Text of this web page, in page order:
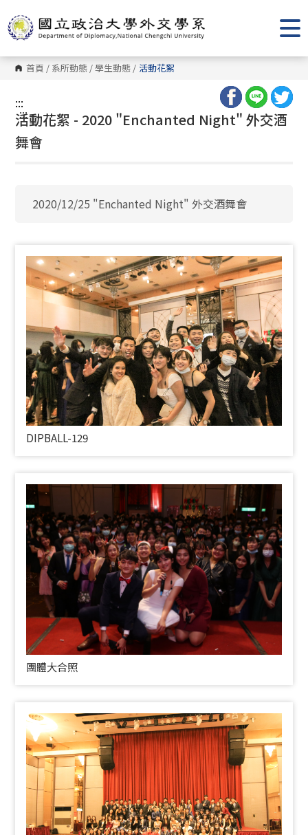
到
主
要
內
容
區 首頁 / 系所動態 /學生動態 / 活動花絮
:::
:::
活動花絮 - 2020 "Enchanted Night" 外交酒
舞會
2020/12/25 "Enchanted Night" 外交酒舞會
DIPBALL-129
團體大合照